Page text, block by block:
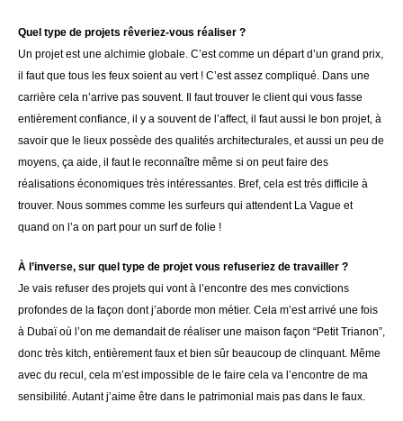
Quel type de projets rêveriez-vous réaliser ?
Un projet est une alchimie globale. C’est comme un départ d’un grand prix,
il faut que tous les feux soient au vert ! C’est assez compliqué. Dans une
carrière cela n’arrive pas souvent. Il faut trouver le client qui vous fasse
entièrement confiance, il y a souvent de l’affect, il faut aussi le bon projet, à
savoir que le lieux possède des qualités architecturales, et aussi un peu de
moyens, ça aide, il faut le reconnaître même si on peut faire des
réalisations économiques très intéressantes. Bref, cela est très difficile à
trouver. Nous sommes comme les surfeurs qui attendent La Vague et
quand on l’a on part pour un surf de folie !
À l’inverse, sur quel type de projet vous refuseriez de travailler ?
Je vais refuser des projets qui vont à l’encontre des mes convictions
profondes de la façon dont j’aborde mon métier. Cela m’est arrivé une fois
à Dubaï où l’on me demandait de réaliser une maison façon “Petit Trianon”,
donc très kitch, entièrement faux et bien sûr beaucoup de clinquant. Même
avec du recul, cela m’est impossible de le faire cela va l’encontre de ma
sensibilité. Autant j’aime être dans le patrimonial mais pas dans le faux.